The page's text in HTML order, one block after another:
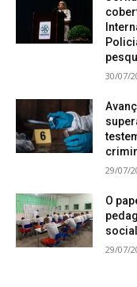
30/07/
29/07/
O
29/07/